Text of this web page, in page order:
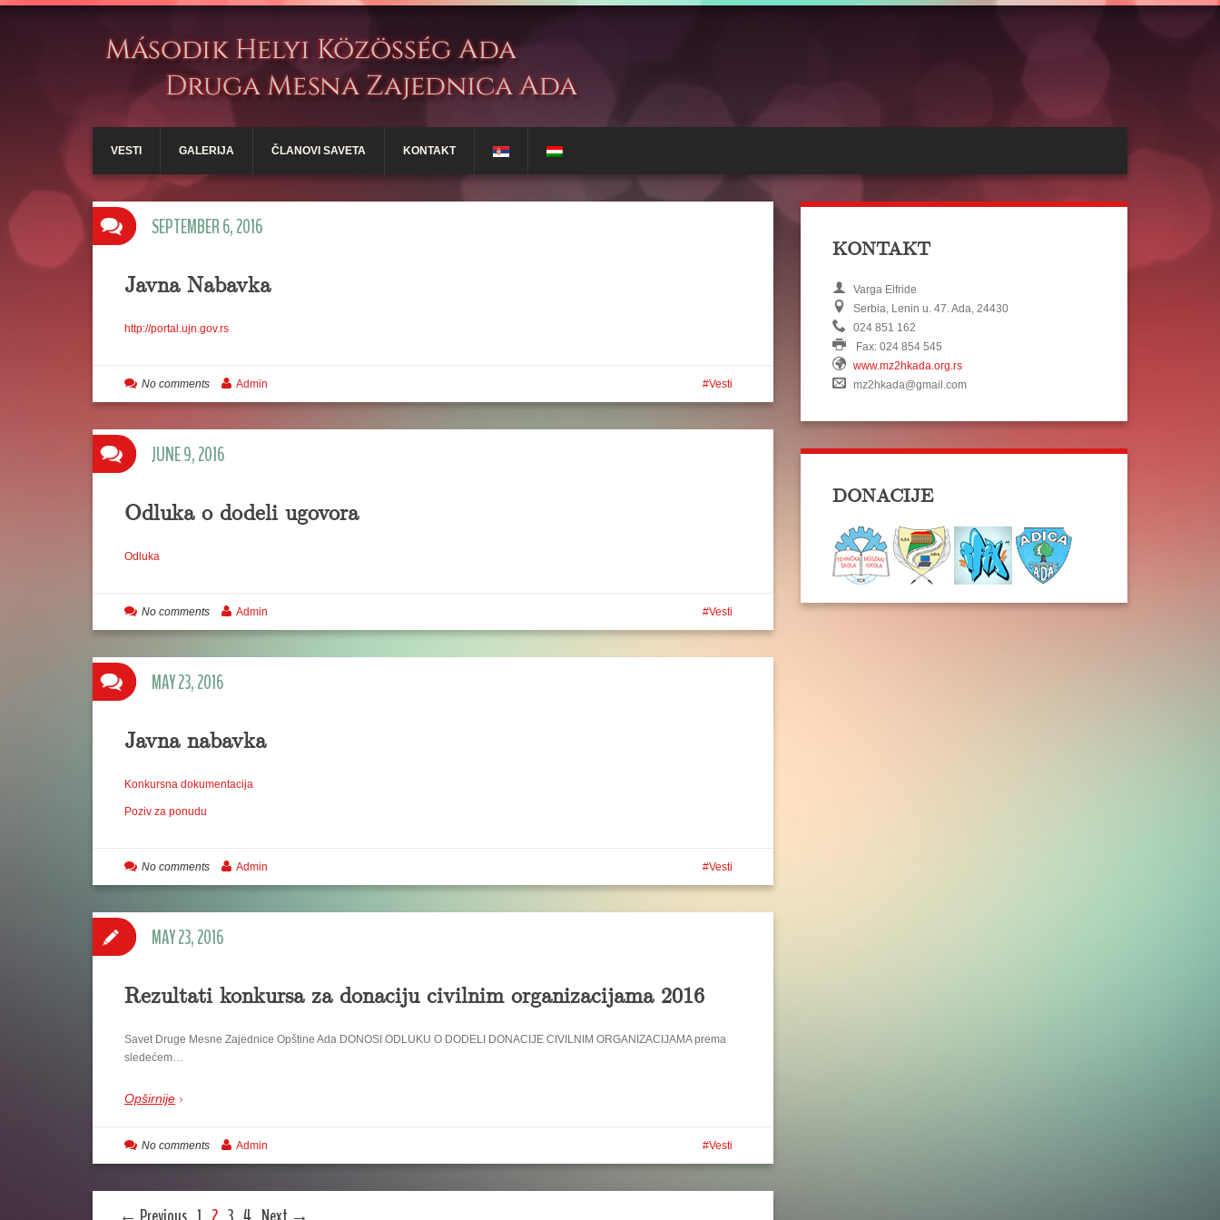
VESTI GALERIJA ČLANOVI SAVETA KONTAKT
Javna Nabavka
http://portal.ujn.gov.rs
SEPTEMBER 6, 2016
Vesti
No comments Admin
Odluka o dodeli ugovora
Odluka
JUNE 9, 2016
Vesti
No comments Admin
Javna nabavka
Konkursna dokumentacija
Poziv za ponudu
MAY 23, 2016
Vesti
No comments Admin
Rezultati konkursa za donaciju civilnim organizacijama 2016
Savet Druge Mesne Zajednice Opštine Ada DONOSI ODLUKU O DODELI DONACIJE CIVILNIM ORGANIZACIJAMA prema
sledećem…
Opširnije
MAY 23, 2016
Vesti
No comments Admin
KONTAKT
Varga Elfride
Serbia, Lenin u. 47. Ada, 24430
024 851 162
Fax: 024 854 545
www.mz2hkada.org.rs
mz2hkada@gmail.com
DONACIJE